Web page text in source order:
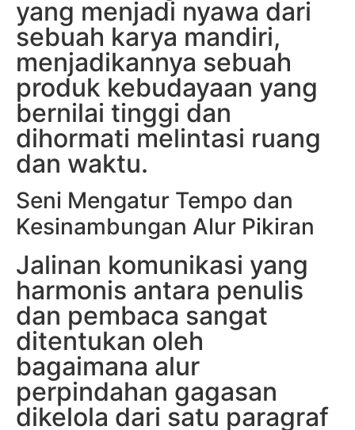
yang menjadi nyawa dari
sebuah karya mandiri,
menjadikannya sebuah
produk kebudayaan yang
bernilai tinggi dan
dihormati melintasi ruang
dan waktu.
Seni Mengatur Tempo dan
Kesinambungan Alur Pikiran
Jalinan komunikasi yang
harmonis antara penulis
dan pembaca sangat
ditentukan oleh
bagaimana alur
perpindahan gagasan
dikelola dari satu paragraf